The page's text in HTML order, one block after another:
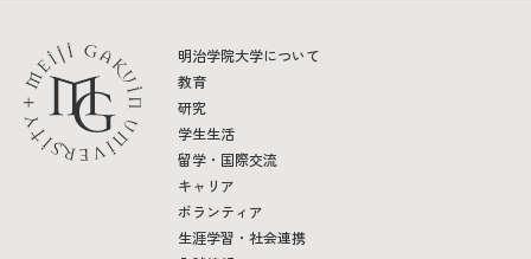
生涯学習・社会連携
入試情報サイト
明治学院大学について
教育
研究
学生生活
留学・国際交流
キャリア
ボランティア
生涯学習・社会連携